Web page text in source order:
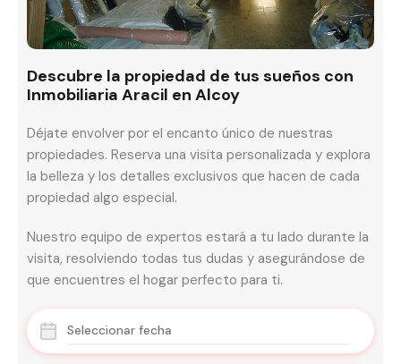
Descubre la propiedad de tus sueños con
Inmobiliaria Aracil en Alcoy
Déjate envolver por el encanto único de nuestras
propiedades. Reserva una visita personalizada y explora
la belleza y los detalles exclusivos que hacen de cada
propiedad algo especial.
Nuestro equipo de expertos estará a tu lado durante la
visita, resolviendo todas tus dudas y asegurándose de
que encuentres el hogar perfecto para ti.